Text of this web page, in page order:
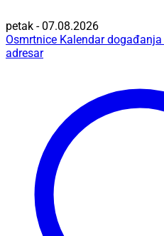
petak - 07.08.2026
Osmrtnice Kalendar događanja
adresar